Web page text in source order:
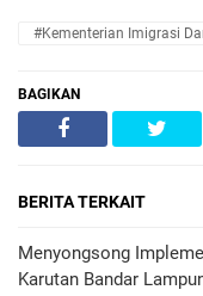
#Kementerian Imigrasi
BAGIKAN
BERITA TERKAIT
Menyongsong
Karutan Bandar